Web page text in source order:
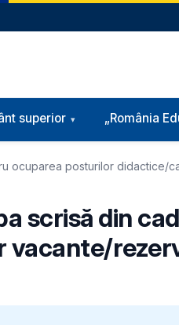
superior „România
ocuparea posturilor
scrisă din